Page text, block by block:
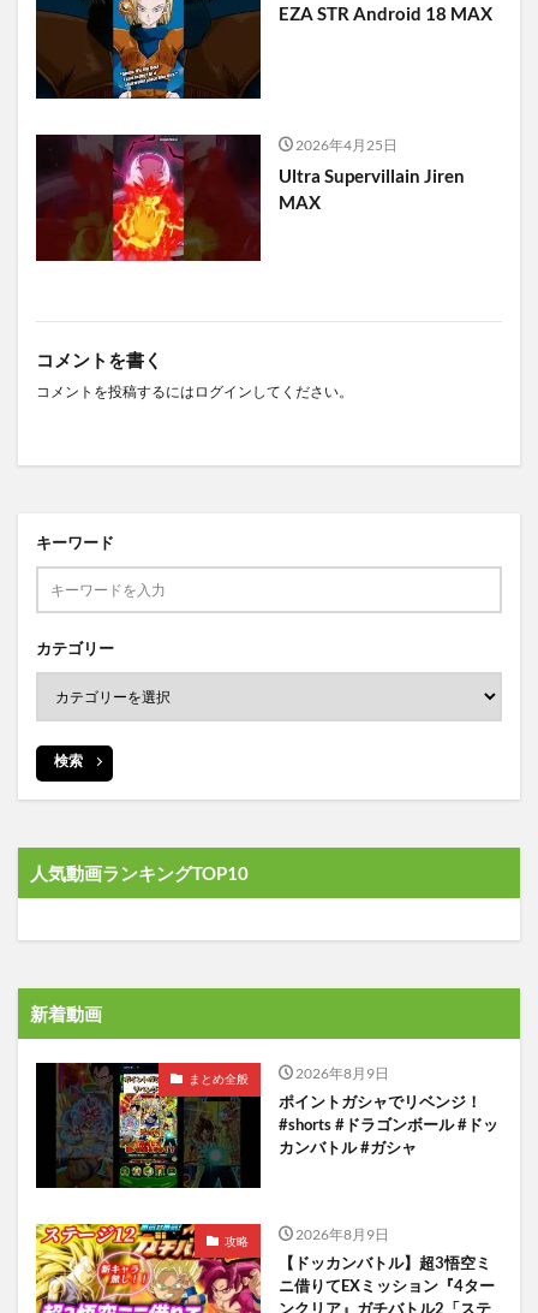
EZA STR Android 18 MAX
2026年4月25日
Ultra Supervillain Jiren
MAX
コメントを書く
コメントを投稿するには ログイン してください。
キーワード
カテゴリー
検索
人気動画ランキングTOP10
新着動画
まとめ全般 2026年8月9日
ポイントガシャでリベンジ！
#shorts #ドラゴンボール #ドッ
カンバトル #ガシャ
攻略 2026年8月9日
【ドッカンバトル】超3悟空ミ
ニ借りてEXミッション『4ター
ンクリア』ガチバトル2「ステ